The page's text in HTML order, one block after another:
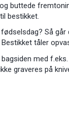
buttede
bestikket.
Så går
tåler
med
graveres på